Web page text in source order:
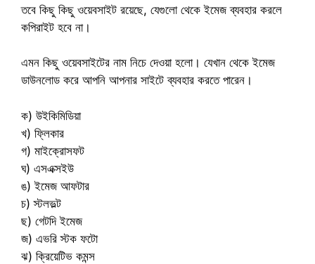
তবে কিছু কিছু ওয়েবসাইট রয়েছে, যেগুলো থেকে ইমেজ ব্যবহার করলে
কপিরাইট হবে না।
এমন কিছু ওয়েবসাইটের নাম নিচে দেওয়া হলো। যেখান থেকে ইমেজ
ডাউনলোড করে আপনি আপনার সাইটে ব্যবহার করতে পারেন।
ক) উইকিমিডিয়া
খ) ফ্লিকার
গ) মাইক্রোসফট
ঘ) এসএক্সইউ
ঙ) ইমেজ আফটার
চ) স্টলভল্ট
ছ) গেটদি ইমেজ
জ) এভরি স্টক ফটো
ঝ) ক্রিয়েটিভ কমন্স